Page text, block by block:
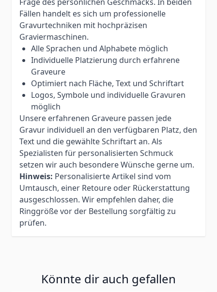
Fällen handelt es sich um professionelle
Gravurtechniken mit hochpräzisen
Graviermaschinen.
Alle Sprachen und Alphabete möglich
Individuelle Platzierung durch erfahrene
Graveure
Optimiert nach Fläche, Text und Schriftart
Logos, Symbole und individuelle Gravuren
möglich
Unsere erfahrenen Graveure passen jede
Gravur individuell an den verfügbaren Platz, den
Text und die gewählte Schriftart an. Als
Spezialisten für personalisierten Schmuck
setzen wir auch besondere Wünsche gerne um.
Hinweis: Personalisierte Artikel sind vom
Umtausch, einer Retoure oder Rückerstattung
ausgeschlossen. Wir empfehlen daher, die
Ringgröße vor der Bestellung sorgfältig zu
prüfen.
Könnte dir auch gefallen